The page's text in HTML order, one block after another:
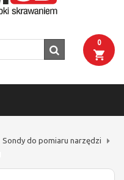
0
Sondy do pomiaru narzędzi